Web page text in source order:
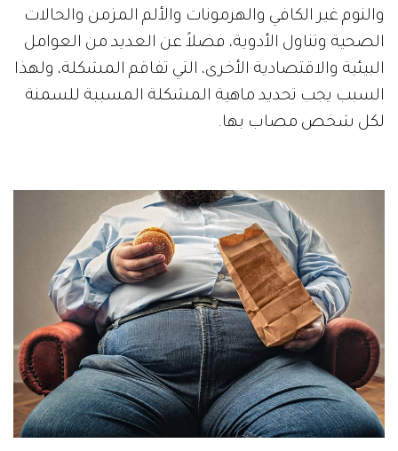
والنوم غير الكافي والهرمونات والألم المزمن والحالات
الصحية وتناول الأدوية، فضلاً عن العديد من العوامل
البيئية والاقتصادية الأخرى، التي تفاقم المشكلة، ولهذا
السبب يجب تحديد ماهية المشكلة المسببة للسمنة
لكل شخص مصاب بها.